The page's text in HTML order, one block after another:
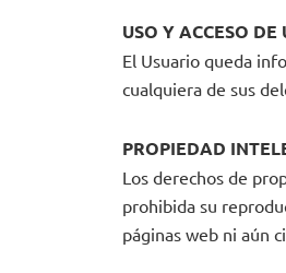
USO Y ACCESO DE
El Usuario queda
cualquiera de sus
PROPIEDAD
Los derechos de
prohibida su
páginas web ni aún